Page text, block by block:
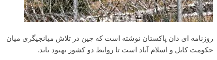
روزنامه ای دان پاکستان نوشته است که چین در تلاش میانجیگری میان
حکومت کابل و اسلام آباد است تا روابط دو کشور بهبود یابد.